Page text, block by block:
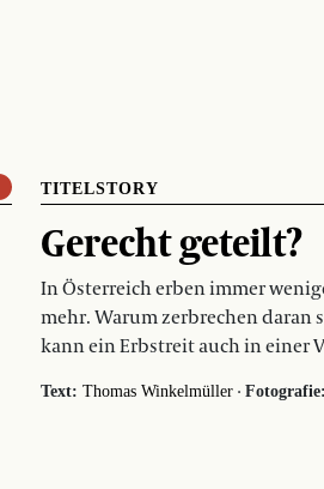
TITELSTORY
Gerecht geteilt?
In Österreich erben immer
mehr. Warum zerbrechen daran
kann ein Erbstreit auch in einer
Text: Thomas Winkelmüller ·Fotografie: